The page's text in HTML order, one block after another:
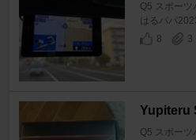
Q5 スポーツ
はるパパ
8
3
Yupiteru
Q5 スポーツ